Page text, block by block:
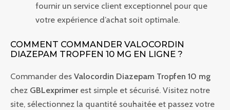
fournir un service client exceptionnel pour que
votre expérience d’achat soit optimale.
COMMENT COMMANDER VALOCORDIN
DIAZEPAM TROPFEN 10 MG EN LIGNE ?
Commander des Valocordin Diazepam Tropfen 10 mg
chez GBLexprimerest simple et sécurisé. Visitez notre
site, sélectionnez la quantité souhaitée et passez votre